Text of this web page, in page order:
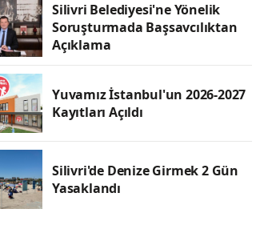
Silivri Belediyesi'ne Yönelik
Soruşturmada Başsavcılıktan
Açıklama
Yuvamız İstanbul'un 2026-2027
Kayıtları Açıldı
Silivri'de Denize Girmek 2 Gün
Yasaklandı